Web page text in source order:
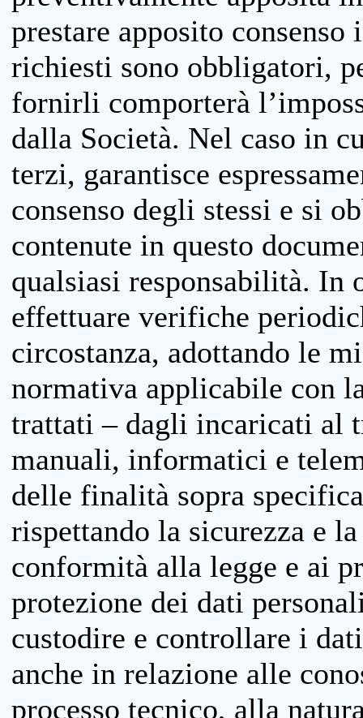
prestare apposito
richiesti sono obbligatori,
fornirli comporterà
dalla Società. Nel caso in
terzi, garantisce
consenso degli stessi e si
contenute in questo
qualsiasi responsabilità. In
effettuare verifiche
circostanza, adottando le
normativa applicabile con
trattati – dagli incaricati al
manuali, informatici e
delle finalità sopra
rispettando la sicurezza e
conformità alla legge e ai
protezione dei dati
custodire e controllare i
anche in relazione alle
processo tecnico, alla